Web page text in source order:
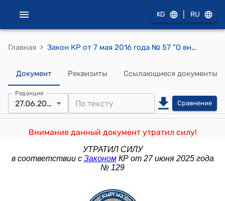
KG RU
Главная › Закон КР от 7 мая 2016 года № 57 "О внесении изменений в некоторые законодательные акты Кыргызской Республики (в Водный кодекс Кыргызской Республики, законы Кыргызской Республики "О горных территориях Кыргызской Республики", "О воде")"
Документ Реквизиты Ссылающиеся документы
Редакция
27.06.2025 Сравнение
Внимание данный документ утратил силу!